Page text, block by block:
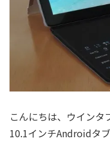
こんにちは、ウインタ
10.1インチAndroidタ